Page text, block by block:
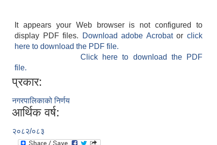
It appears your Web browser is not configured to
display PDF files.
Download adobe Acrobatorclick
here to download the PDF file.
Click here to download the PDF
file.
प्रकार:
नगरपालिकाको निर्णय
आर्थिक वर्ष:
२०८२/०८३